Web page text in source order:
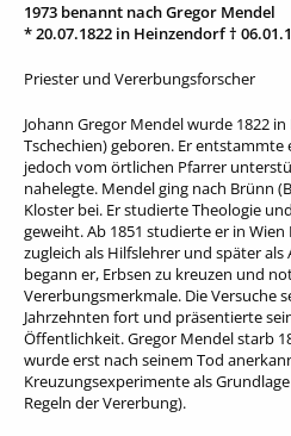
1973 benannt nach Gregor Mendel
* 20.07.1822 in Heinzendorf †
Priester und Vererbungsforscher
Johann Gregor Mendel wurde 1822
Tschechien) geboren. Er
jedoch vom örtlichen Pfarrer
nahelegte. Mendel ging nach Brünn
Kloster bei. Er studierte Theologie
geweiht. Ab 1851 studierte er in
zugleich als Hilfslehrer und später als
begann er, Erbsen zu kreuzen und
Vererbungsmerkmale. Die Versuche
Jahrzehnten fort und präsentierte
Öffentlichkeit. Gregor Mendel starb
wurde erst nach seinem Tod
Kreuzungsexperimente als
Regeln der Vererbung).